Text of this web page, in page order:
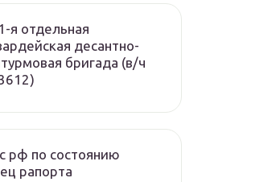
я отдельная
десантно-
бригада (в/ч
рф по состоянию
рапорта